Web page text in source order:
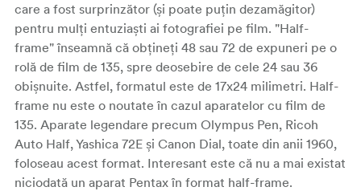
care a fost surprinzător (și poate puțin dezamăgitor)
pentru mulți entuziaști ai fotografiei pe film. "Half-
frame" înseamnă că obțineți 48 sau 72 de expuneri pe o
rolă de film de 135, spre deosebire de cele 24 sau 36
obișnuite. Astfel, formatul este de 17x24 milimetri. Half-
frame nu este o noutate în cazul aparatelor cu film de
135. Aparate legendare precum Olympus Pen, Ricoh
Auto Half, Yashica 72E și Canon Dial, toate din anii 1960,
foloseau acest format. Interesant este că nu a mai existat
niciodată un aparat Pentax în format half-frame.